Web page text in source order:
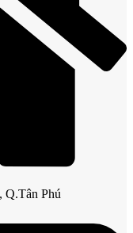
Q.Tân Phú